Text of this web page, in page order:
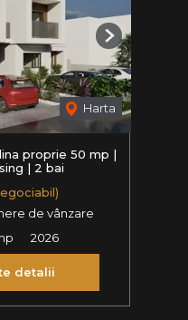
Harta
Next
proprie 50 mp |
| 2 bai
de vânzare
2026
detalii